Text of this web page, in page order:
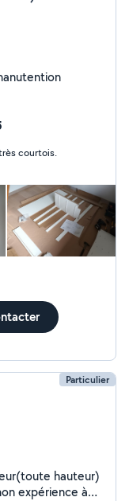
courtois.
Particulier
hauteur)
expérience à